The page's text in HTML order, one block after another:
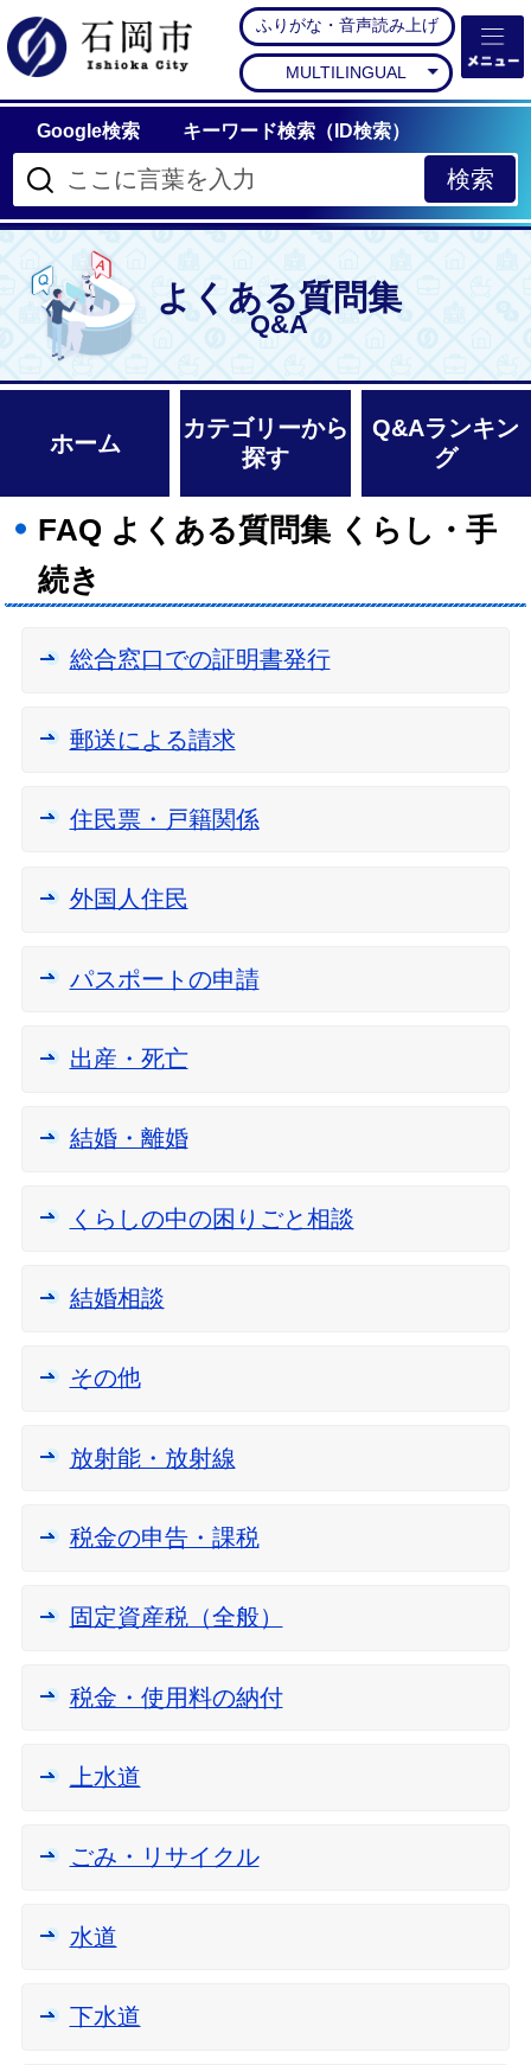
石岡市公式ホームペー
ふりがな・音声読み上げ
MULTILINGUAL
Google検索 キーワード検索（ID検索）
よくある質問集
Q&A
ホーム
カテゴリーから
探す
Q&Aランキン
グ
FAQ よくある質問集 くらし・手
続き
総合窓口での証明書発行
郵送による請求
住民票・戸籍関係
外国人住民
パスポートの申請
出産・死亡
結婚・離婚
くらしの中の困りごと相談
結婚相談
その他
放射能・放射線
税金の申告・課税
固定資産税（全般）
税金・使用料の納付
上水道
ごみ・リサイクル
水道
下水道